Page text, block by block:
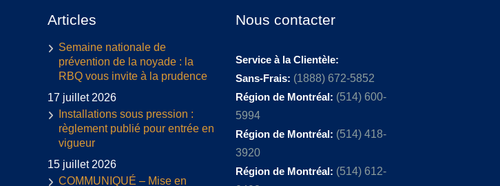
Articles
Semaine nationale de
prévention de la noyade : la
RBQ vous invite à la prudence
17 juillet 2026
Installations sous pression :
règlement publié pour entrée en
vigueur
15 juillet 2026
COMMUNIQUÉ – Mise en
Nous contacter
Service à la Clientèle:
Sans-Frais: (1888) 672-5852
Région de Montréal: (514) 600-
5994
Région de Montréal: (514) 418-
3920
Région de Montréal: (514) 612-